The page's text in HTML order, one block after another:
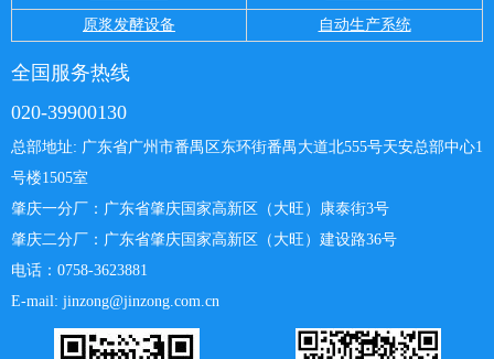
原浆发酵设备
自动生产系统
全国服务热线
020-39900130
总部地址: 广东省广州市番禺区东环街番禺大道北555号天安总部中心1
号楼1505室
肇庆一分厂： 广东省肇庆国家高新区（大旺）康泰街3号
肇庆二分厂：广东省肇庆国家高新区（大旺）建设路36号
电话：0758-3623881
E-mail: jinzong@jinzong.com.cn